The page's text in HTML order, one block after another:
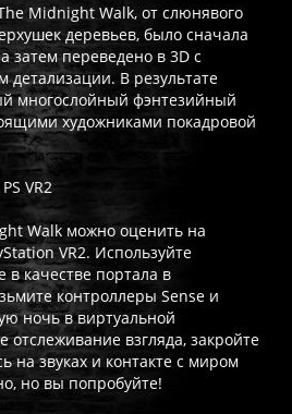
Midnight Walk, от слюнявого
деревьев, было сначала
затем переведено в 3D с
детализации. В результате
многослойный фэнтезийный
художниками покадровой
VR2
Walk можно оценить на
VR2. Используйте
в качестве портала в
контроллеры Sense и
ночь в виртуальной
отслеживание взгляда, закройте
на звуках и контакте с миром
но вы попробуйте!